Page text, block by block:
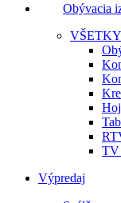
Obývacia
TV
Výpredaj